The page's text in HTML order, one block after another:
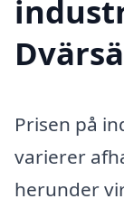
Prisen på
varierer
herunder